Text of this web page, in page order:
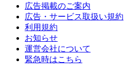
広告掲載のご案内
広告・サービス取扱い規約
利用規約
お知らせ
運営会社について
緊急時はこちら